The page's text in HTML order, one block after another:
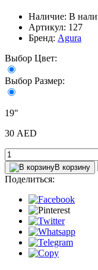
Наличие: В
Артикул: 127
Бренд: Agura
Выбор Цвет:
Выбор Размер:
19"
30 AED
В корзину
Поделиться: